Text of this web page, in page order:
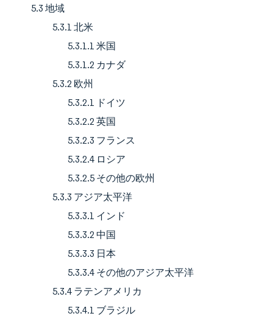
5.3 地域
5.3.1 北米
5.3.1.1 米国
5.3.1.2 カナダ
5.3.2 欧州
5.3.2.1 ドイツ
5.3.2.2 英国
5.3.2.3 フランス
5.3.2.4 ロシア
5.3.2.5 その他の欧州
5.3.3 アジア太平洋
5.3.3.1 インド
5.3.3.2 中国
5.3.3.3 日本
5.3.3.4 その他のアジア太平洋
5.3.4 ラテンアメリカ
5.3.4.1 ブラジル